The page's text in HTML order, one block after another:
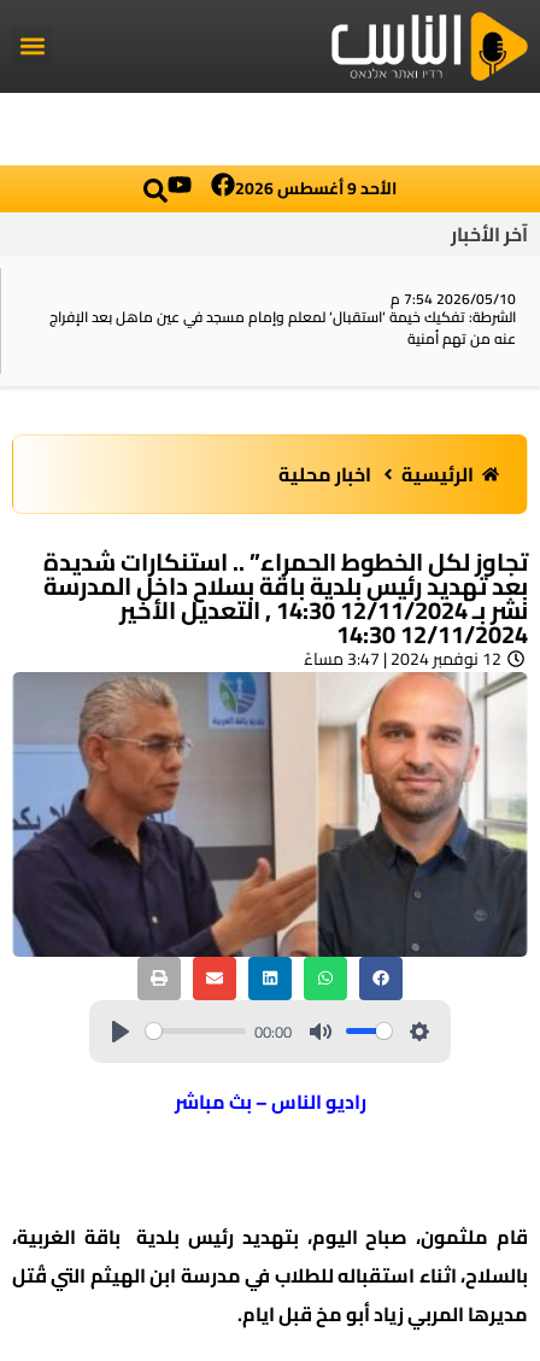
الأحد 9 أغسطس 2026
آخر الأخبار
2026/05/10 7:54 م
الشرطة: تفكيك خيمة ‘استقبال‘ لمعلم وإمام مسجد في عين ماهل بعد الإفراج
عنه من تهم أمنية
الرئيسية اخبار محلية
تجاوز لكل الخطوط الحمراء” .. استنكارات شديدة
بعد تهديد رئيس بلدية باقة بسلاح داخل المدرسة
نشر بـ 12/11/2024 14:30 , التعديل الأخير
12/11/2024 14:30
12 نوفمبر 2024 | 3:47 مساءً
00:00
راديو الناس – بث مباشر
قام ملثمون، صباح اليوم، بتهديد رئيس بلدية باقة الغربية،
بالسلاح، اثناء استقباله للطلاب في مدرسة ابن الهيثم التي قُتل
مديرها المربي زياد أبو مخ قبل ايام.